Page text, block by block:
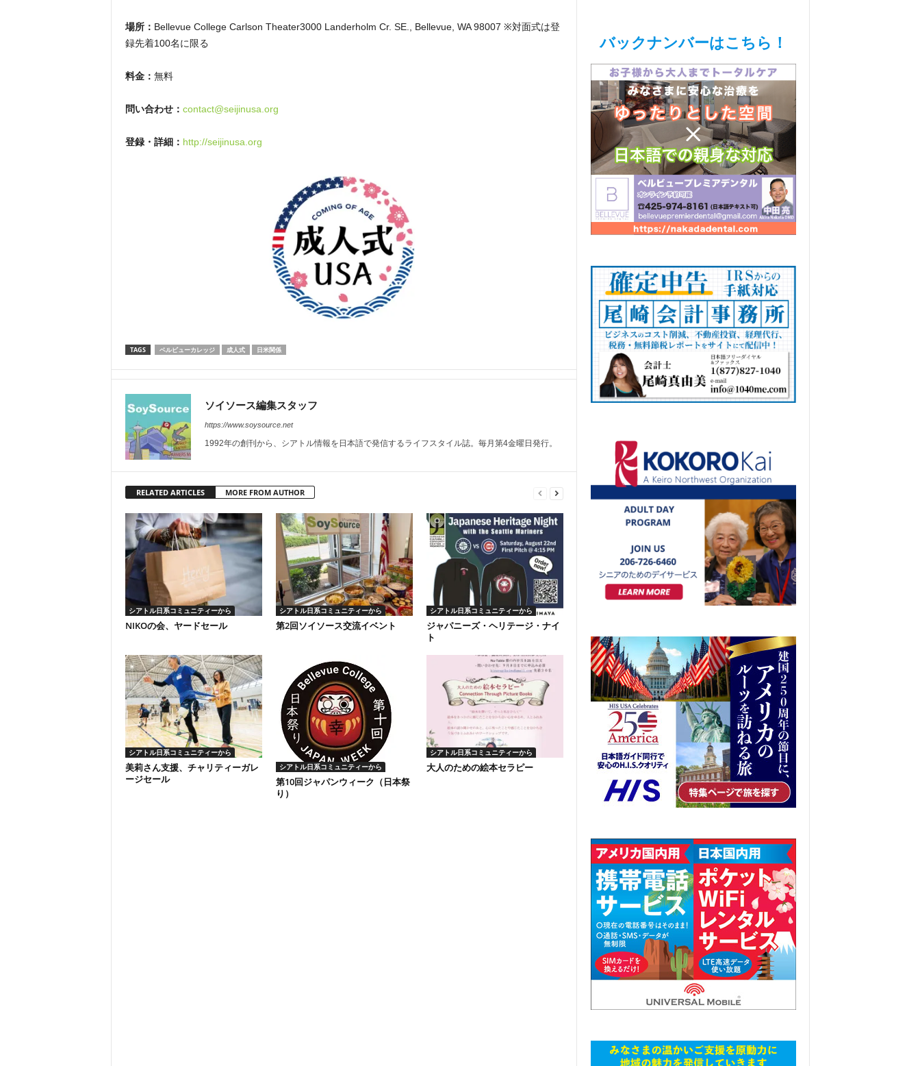
場所： Bellevue College Carlson Theater3000 Landerholm Cr. SE., Bellevue, WA 98007 ※対面式は登
録先着100名に限る
料金： 無料
問い合わせ： contact@seijinusa.org
登録・詳細： http://seijinusa.org
TAGS ベルビューカレッジ 成人式 日米関係
ソイソース編集スタッフ
https://www.soysource.net
1992年の創刊から、シアトル情報を日本語で発信するライフスタイル誌。毎月第4金曜日発行。
RELATED ARTICLES MORE FROM AUTHOR
シアトル日系コミュニティーから
NIKOの会、ヤードセール
シアトル日系コミュニティーから
第2回ソイソース交流イベント
シアトル日系コミュニティーから
ジャパニーズ・ヘリテージ・ナイ
ト
シアトル日系コミュニティーから
美莉さん支援、チャリティーガレ
ージセール
シアトル日系コミュニティーから
第10回ジャパンウィーク（日本祭
り）
シアトル日系コミュニティーから
大人のための絵本セラピー
バックナンバーはこちら！